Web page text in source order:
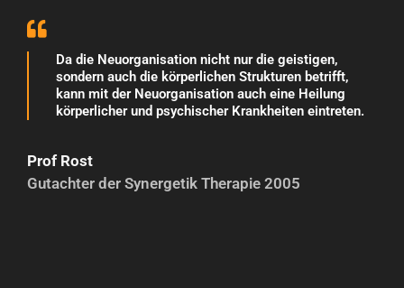
Da die Neuorganisation nicht nur die geistigen,
sondern auch die körperlichen Strukturen betrifft,
kann mit der Neuorganisation auch eine Heilung
körperlicher und psychischer Krankheiten eintreten.
Prof Rost
Gutachter der Synergetik Therapie 2005